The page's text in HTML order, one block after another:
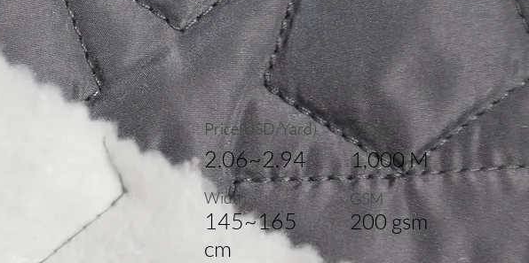
Price(USD/Yard)
2.06~2.94
Width
145~165
cm
MOQ
1,000 M
GSM
200 gsm